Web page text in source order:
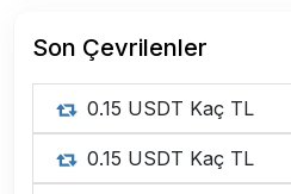
Son Çevrilenler
0.15 USDT Kaç TL
0.15 USDT Kaç TL